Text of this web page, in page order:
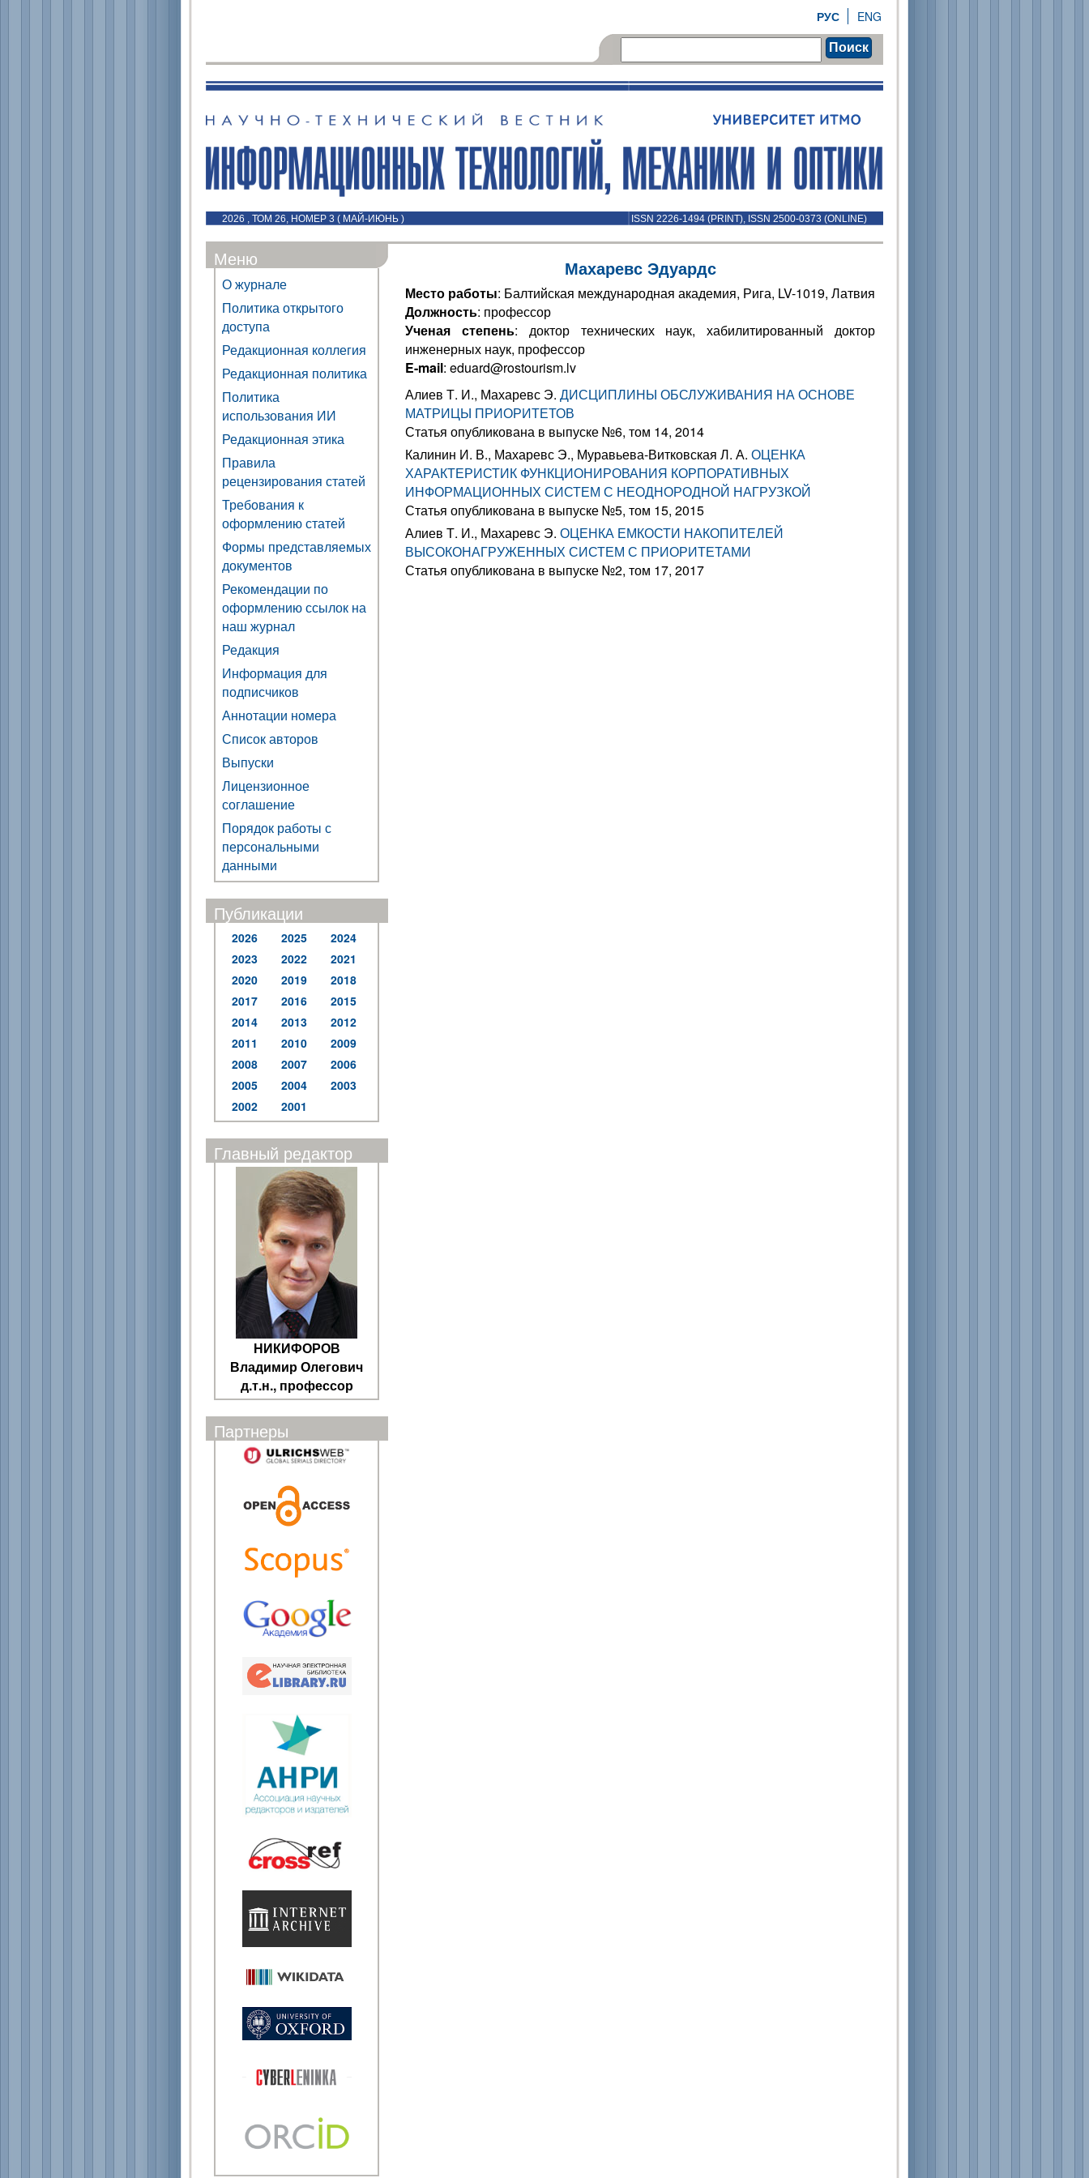
ENG
РУС
Поиск
2026 , ТОМ 26, НОМЕР 3 ( МАЙ-ИЮНЬ ) ISSN 2226-1494 (PRINT), ISSN 2500-0373 (ONLINE)
Меню
О журнале
Политика открытого
доступа
Редакционная коллегия
Редакционная политика
Политика
использования ИИ
Редакционная этика
Правила
рецензирования статей
Требования к
оформлению статей
Формы представляемых
документов
Рекомендации по
оформлению ссылок на
наш журнал
Редакция
Информация для
подписчиков
Аннотации номера
Список авторов
Выпуски
Лицензионное
соглашение
Порядок работы с
персональными
данными
Публикации
2026 2025
2024
2023
2022
2021
2020
2019
2018
2017
2016
2015
2014
2013
2012
2011
2010
2009
2008
2007
2006
2005
2004
2003
2002
2001
Главный редактор
НИКИФОРОВ
Владимир Олегович
д.т.н., профессор
Партнеры
Махаревс Эдуардс
Место работы: Балтийская международная академия, Рига, LV-1019, Латвия
Должность: профессор
Ученая степень: доктор технических наук, хабилитированный доктор
инженерных наук, профессор
E-mail: eduard@rostourism.lv
Алиев Т. И., Махаревс Э. ДИСЦИПЛИНЫ ОБСЛУЖИВАНИЯ НА ОСНОВЕ
МАТРИЦЫ ПРИОРИТЕТОВ
Статья опубликована в выпуске №6, том 14, 2014
Калинин И. В., Махаревс Э., Муравьева-Витковская Л. А. ОЦЕНКА
ХАРАКТЕРИСТИК ФУНКЦИОНИРОВАНИЯ КОРПОРАТИВНЫХ
ИНФОРМАЦИОННЫХ СИСТЕМ С НЕОДНОРОДНОЙ НАГРУЗКОЙ
Статья опубликована в выпуске №5, том 15, 2015
Алиев Т. И., Махаревс Э. ОЦЕНКА ЕМКОСТИ НАКОПИТЕЛЕЙ
ВЫСОКОНАГРУЖЕННЫХ СИСТЕМ С ПРИОРИТЕТАМИ
Статья опубликована в выпуске №2, том 17, 2017